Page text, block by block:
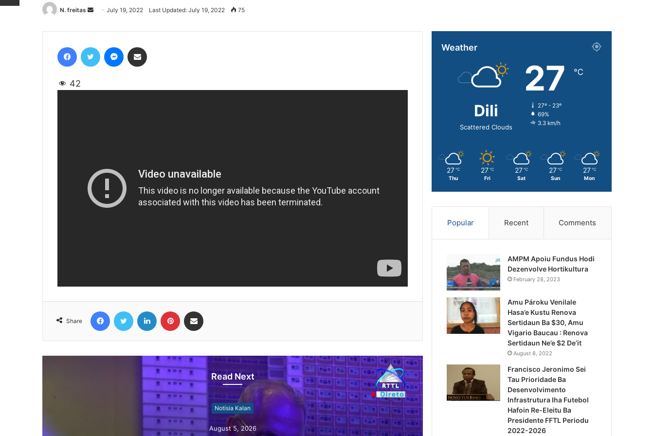
N. freitas
Send
email
July 19, 2022 Last Updated: July 19, 2022 75
42
Share
Read Next
August 5, 2026
Notísia Kalan
August 4, 2026
Weather
Dili
Scattered Clouds
27 ℃
27º - 23º
69%
3.3 km/h
27 ℃
Thu
27 ℃
Fri
27 ℃
Sat
27 ℃
Sun
27 ℃
Mon
Popular Recent Comments
AMPM Apoiu Fundus Hodi
Dezenvolve Hortikultura
February 28, 2023
Amu Pároku Venilale
Hasa’e Kustu Renova
Sertidaun Ba $30, Amu
Vigario Baucau : Renova
Sertidaun Ne’e $2 De’it
August 8, 2022
Francisco Jeronimo Sei
Tau Prioridade Ba
Desenvolvimento
Infrastrutura Iha Futebol
Hafoin Re-Eleitu Ba
Presidente FFTL Periodu
2022-2026